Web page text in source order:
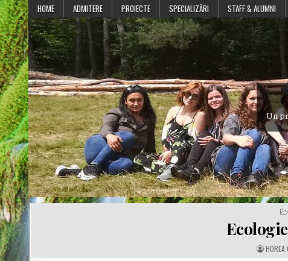
Skip
to
content
HOME ADMITERE PROIECTE SPECIALIZĂRI STAFF & ALUMNI
Un
A
U
HOREA